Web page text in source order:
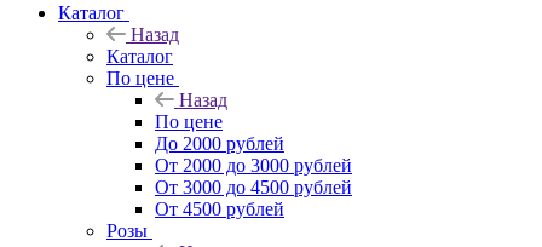
Каталог
Назад
Каталог
По цене
Назад
По цене
До 2000 рублей
От 2000 до 3000 рублей
От 3000 до 4500 рублей
От 4500 рублей
Розы